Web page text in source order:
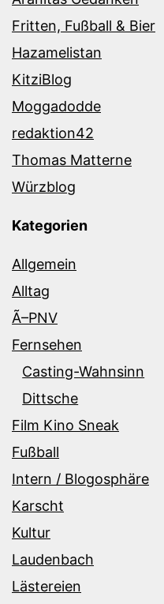
Fritten, Fußball & Bier
Hazamelistan
KitziBlog
Moggadodde
redaktion42
Thomas Matterne
Würzblog
Kategorien
Allgemein
Alltag
Ã–PNV
Fernsehen
Casting-Wahnsinn
Dittsche
Film Kino Sneak
Fußball
Intern / Blogosphäre
Karscht
Kultur
Laudenbach
Lästereien